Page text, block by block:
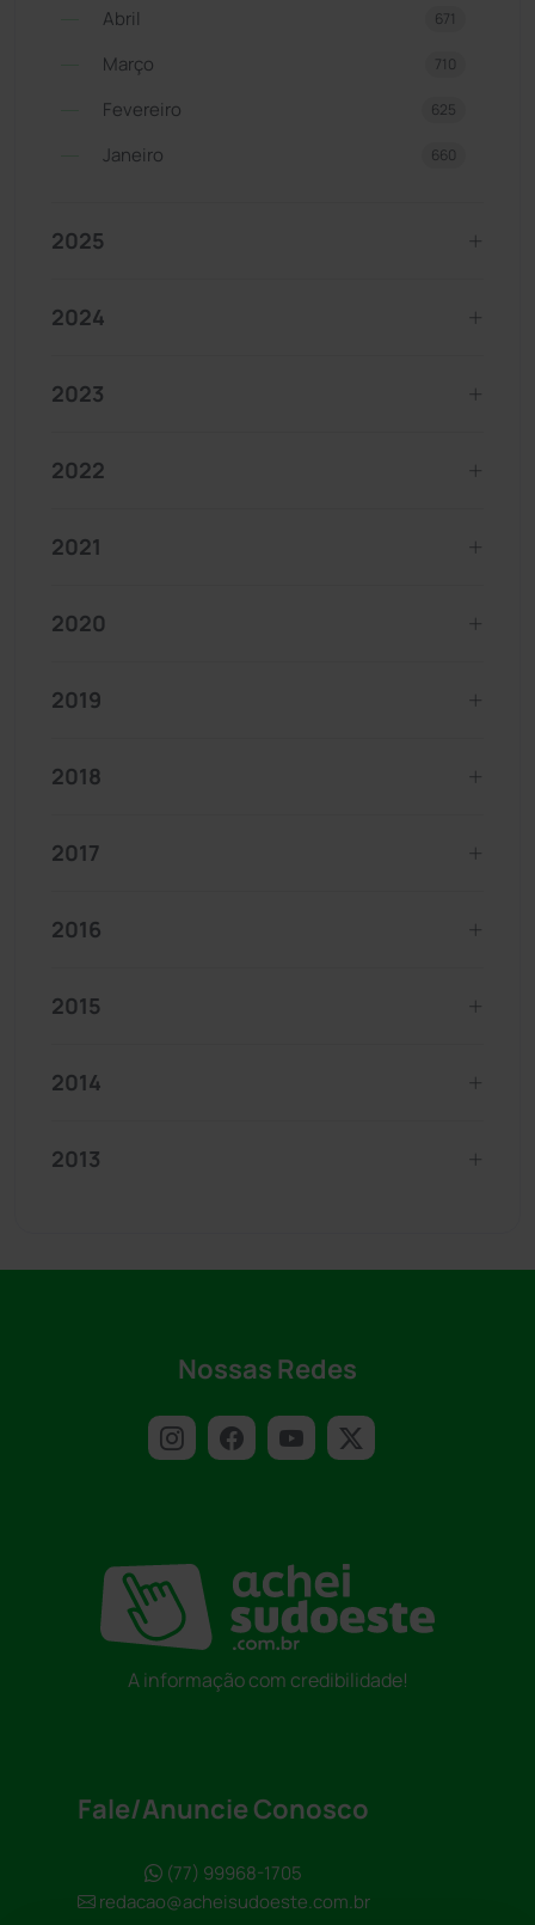
Abril 671
Março 710
Fevereiro 625
Janeiro 660
2025
2024
2023
2022
2021
2020
2019
2018
2017
2016
2015
2014
2013
Nossas Redes
A informação com credibilidade!
Fale/Anuncie Conosco
(77) 99968-1705
redacao@acheisudoeste.com.br